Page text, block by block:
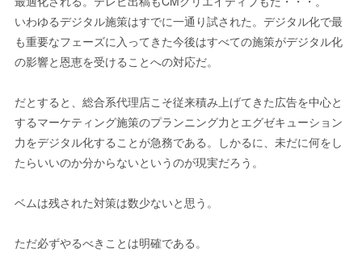
いわゆるデジタル施策はすでに一通り試された。デジタル化で最
も重要なフェーズに入ってきた今後はすべての施策がデジタル化
の影響と恩恵を受けることへの対応だ。
だとすると、総合系代理店こそ従来積み上げてきた広告を中心と
するマーケティング施策のプランニング力とエグゼキューション
力をデジタル化することが急務である。しかるに、未だに何をし
たらいいのか分からないというのが現実だろう。
ベムは残された対策は数少ないと思う。
ただ必ずやるべきことは明確である。